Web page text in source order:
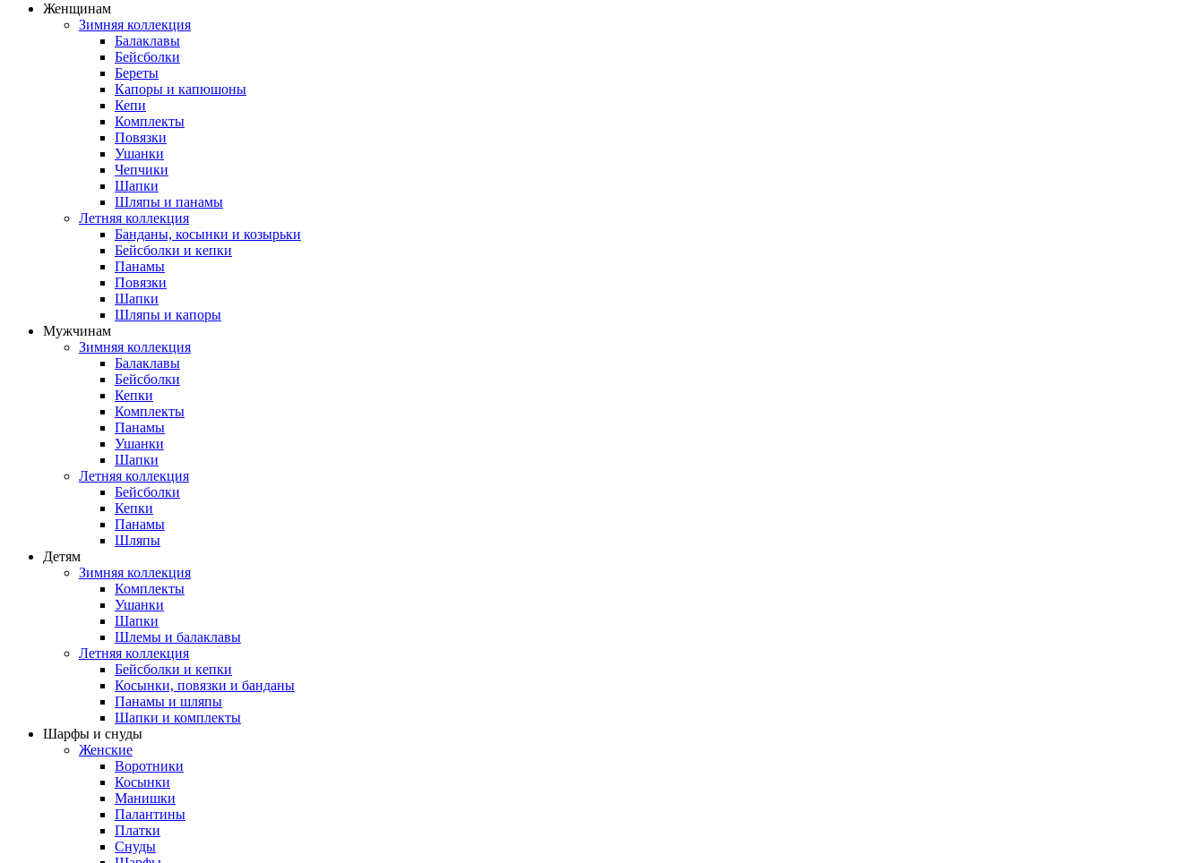
Женщинам
Зимняя коллекция
Балаклавы
Бейсболки
Береты
Капоры и капюшоны
Кепи
Комплекты
Повязки
Ушанки
Чепчики
Шапки
Шляпы и панамы
Летняя коллекция
Банданы, косынки и козырьки
Бейсболки и кепки
Панамы
Повязки
Шапки
Шляпы и капоры
Мужчинам
Зимняя коллекция
Балаклавы
Бейсболки
Кепки
Комплекты
Панамы
Ушанки
Шапки
Летняя коллекция
Бейсболки
Кепки
Панамы
Шляпы
Детям
Зимняя коллекция
Комплекты
Ушанки
Шапки
Шлемы и балаклавы
Летняя коллекция
Бейсболки и кепки
Косынки, повязки и банданы
Панамы и шляпы
Шапки и комплекты
Шарфы и снуды
Женские
Воротники
Косынки
Манишки
Палантины
Платки
Снуды